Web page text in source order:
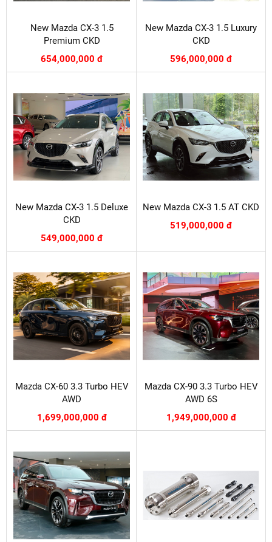
New Mazda CX-3 1.5
Premium CKD
654,000,000 đ
New Mazda CX-3 1.5 Luxury
CKD
596,000,000 đ
New Mazda CX-3 1.5 Deluxe
CKD
549,000,000 đ
New Mazda CX-3 1.5 AT CKD
519,000,000 đ
Mazda CX-60 3.3 Turbo HEV
AWD
1,699,000,000 đ
Mazda CX-90 3.3 Turbo HEV
AWD 6S
1,949,000,000 đ